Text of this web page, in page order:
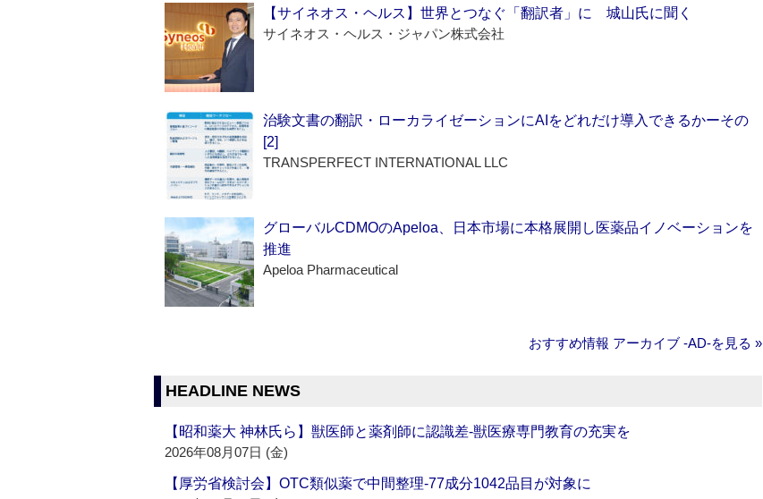
【サイネオス・ヘルス】世界とつなぐ「翻訳者」に 城山氏に聞く
サイネオス・ヘルス・ジャパン株式会社
治験文書の翻訳・ローカライゼーションにAIをどれだけ導入できるかーその
[2]
TRANSPERFECT INTERNATIONAL LLC
グローバルCDMOのApeloa、日本市場に本格展開し医薬品イノベーションを
推進
Apeloa Pharmaceutical
おすすめ情報 アーカイブ ‐AD‐を見る »
HEADLINE NEWS
【昭和薬大 神林氏ら】獣医師と薬剤師に認識差‐獣医療専門教育の充実を
2026年08月07日 (金)
【厚労省検討会】OTC類似薬で中間整理‐77成分1042品目が対象に